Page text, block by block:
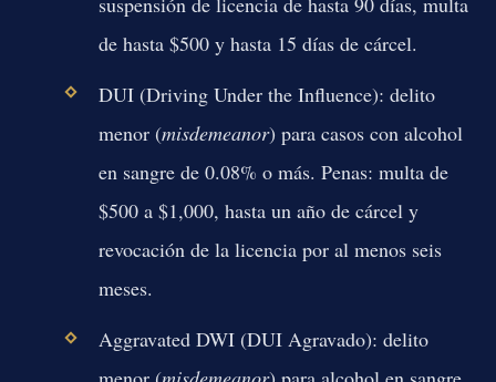
de hasta $500 y hasta 15 días de cárcel.
DUI (Driving Under the Influence): delito
menor (misdemeanor) para casos con alcohol
en sangre de 0.08% o más. Penas: multa de
$500 a $1,000, hasta un año de cárcel y
revocación de la licencia por al menos seis
meses.
Aggravated DWI (DUI Agravado): delito